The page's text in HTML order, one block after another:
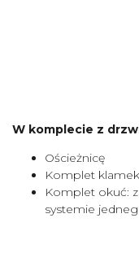
W komplecie z
Ościeżnicę
Komplet klamek
Komplet okuć:
systemie